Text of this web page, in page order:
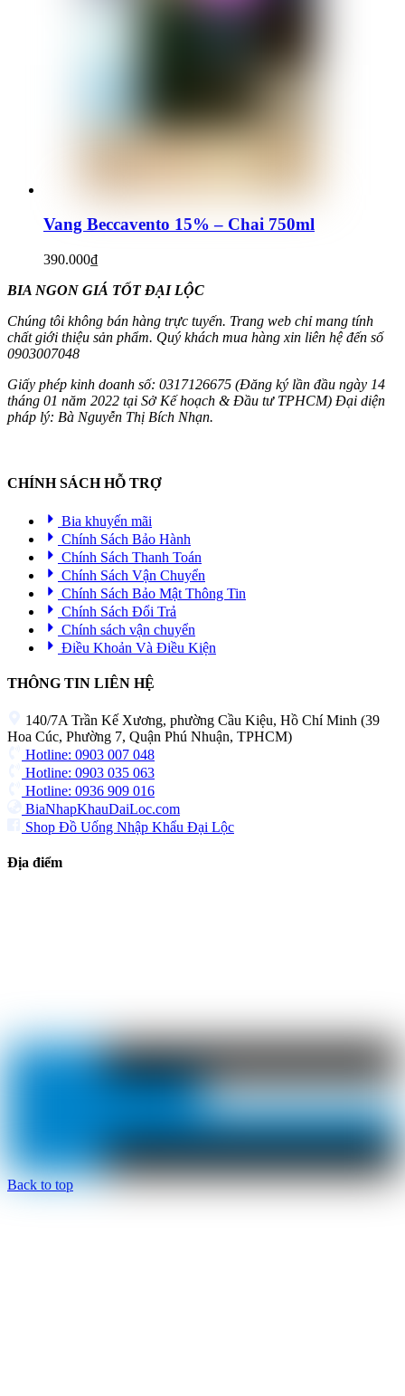
Vang Beccavento 15% – Chai 750ml
390.000₫
BIA NGON GIÁ TỐT ĐẠI LỘC
Chúng tôi không bán hàng trực tuyến. Trang web chỉ mang tính
chất giới thiệu sản phẩm. Quý khách mua hàng xin liên hệ đến số
0903007048
Giấy phép kinh doanh số: 0317126675 (Đăng ký lần đầu ngày 14
tháng 01 năm 2022 tại Sở Kế hoạch & Đầu tư TPHCM) Đại diện
pháp lý: Bà Nguyễn Thị Bích Nhạn.
CHÍNH SÁCH HỖ TRỢ
Bia khuyến mãi
Chính Sách Bảo Hành
Chính Sách Thanh Toán
Chính Sách Vận Chuyển
Chính Sách Bảo Mật Thông Tin
Chính Sách Đổi Trả
Chính sách vận chuyển
Điều Khoản Và Điều Kiện
THÔNG TIN LIÊN HỆ
140/7A Trần Kế Xương, phường Cầu Kiệu, Hồ Chí Minh (39
Hoa Cúc, Phường 7, Quận Phú Nhuận, TPHCM)
Hotline: 0903 007 048
Hotline: 0903 035 063
Hotline: 0936 909 016
BiaNhapKhauDaiLoc.com
Shop Đồ Uống Nhập Khẩu Đại Lộc
Địa điểm
Back to top